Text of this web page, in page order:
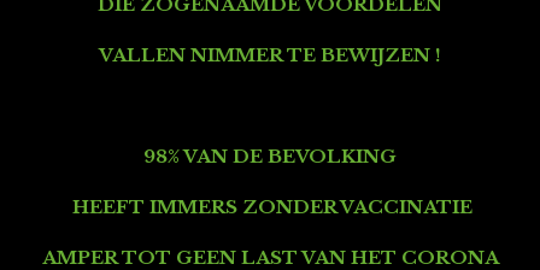
VALLEN NIMMER TE BEWIJZEN !
98% VAN DE BEVOLKING
HEEFT IMMERS ZONDER VACCINATIE
AMPER TOT GEEN LAST VAN HET CORONA